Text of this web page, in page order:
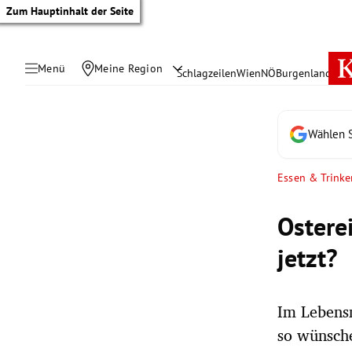
Zum Hauptinhalt der Seite
Menü Meine Region SchlagzeilenWienNÖBurgenland
Wählen
Essen &
jetzt?
Im
so